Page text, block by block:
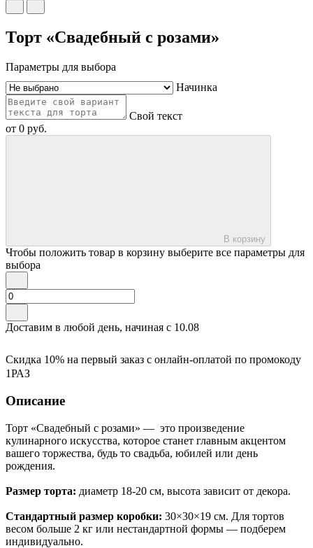
Торт «Свадебный с розами»
Параметры для выбора
Начинка
Свой текст
от 0 руб.
В корзину
Чтобы положить товар в корзину выберите все параметры для
выбора
Доставим в любой день, начиная с 10.08
Скидка 10% на первый заказ с онлайн-оплатой по промокоду
1РАЗ
Описание
Торт «Свадебный с розами» — это произведение
кулинарного искусства, которое станет главным акцентом
вашего торжества, будь то свадьба, юбилей или день
рождения.
Размер торта: диаметр 18-20 см, высота зависит от декора.
Стандартный размер коробки: 30×30×19 см. Для тортов
весом больше 2 кг или нестандартной формы — подберем
индивидуально.